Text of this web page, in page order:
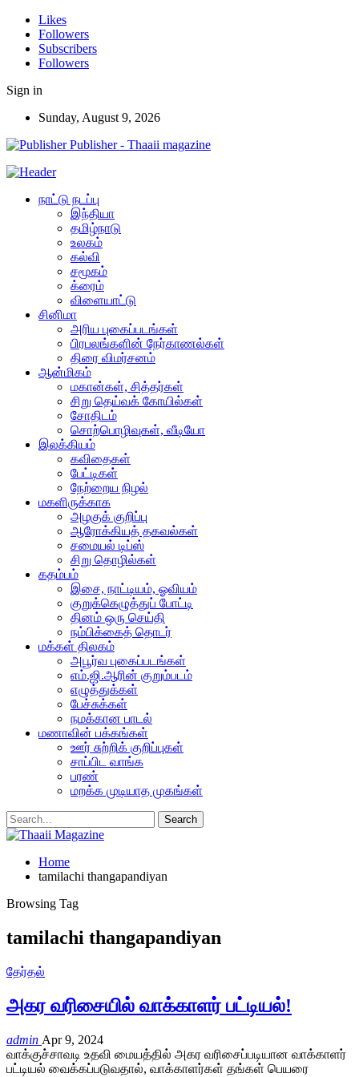
Likes
Followers
Subscribers
Followers
Sign in
Sunday, August 9, 2026
Publisher - Thaaii magazine
நாட்டு நடப்பு
இந்தியா
தமிழ்நாடு
உலகம்
கல்வி
சமூகம்
க்ரைம்
விளையாட்டு
சினிமா
அரிய புகைப்படங்கள்
பிரபலங்களின் நேர்காணல்கள்
திரை விமர்சனம்
ஆன்மிகம்
மகான்கள், சித்தர்கள்
சிறு தெய்வக் கோயில்கள்
சோதிடம்
சொற்பொழிவுகள், வீடியோ
இலக்கியம்
கவிதைகள்
பேட்டிகள்
நேற்றைய நிழல்
மகளிருக்காக
அழகுக் குறிப்பு
ஆரோக்கியத் தகவல்கள்
சமையல் டிப்ஸ்
சிறு தொழில்கள்
கதம்பம்
இசை, நாட்டியம், ஓவியம்
குறுக்கெழுத்துப் போட்டி
தினம் ஒரு செய்தி
நம்பிக்கைத் தொடர்
மக்கள் திலகம்
அபூர்வ புகைப்படங்கள்
எம்.ஜி.ஆரின் குறும்படம்
எழுத்துக்கள்
பேச்சுக்கள்
நமக்கான பாடல்
மணாவின் பக்கங்கள்
ஊர் சுற்றிக் குறிப்புகள்
சாப்பிட வாங்க
பரண்
மறக்க முடியாத முகங்கள்
Home
tamilachi thangapandiyan
Browsing Tag
tamilachi thangapandiyan
தேர்தல்
அகர வரிசையில் வாக்காளர் பட்டியல்!
admin Apr 9, 2024
வாக்குச்சாவடி உதவி மையத்தில் அகர வரிசைப்படியான வாக்காளர்
பட்டியல் வைக்கப்படுவதால், வாக்காளர்கள் தங்கள் பெயரை